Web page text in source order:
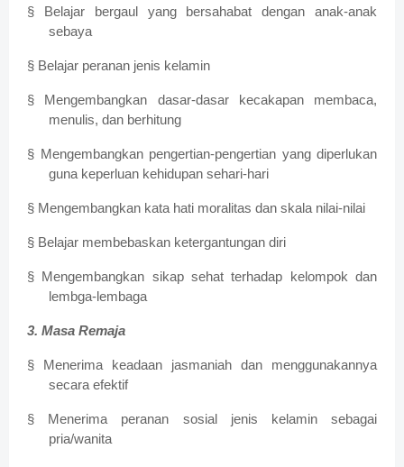
§ Belajar bergaul yang bersahabat dengan anak-anak
sebaya
§ Belajar peranan jenis kelamin
§ Mengembangkan dasar-dasar kecakapan membaca,
menulis, dan berhitung
§ Mengembangkan pengertian-pengertian yang diperlukan
guna keperluan kehidupan sehari-hari
§ Mengembangkan kata hati moralitas dan skala nilai-nilai
§ Belajar membebaskan ketergantungan diri
§ Mengembangkan sikap sehat terhadap kelompok dan
lembga-lembaga
3. Masa Remaja
§ Menerima keadaan jasmaniah dan menggunakannya
secara efektif
§ Menerima peranan sosial jenis kelamin sebagai
pria/wanita